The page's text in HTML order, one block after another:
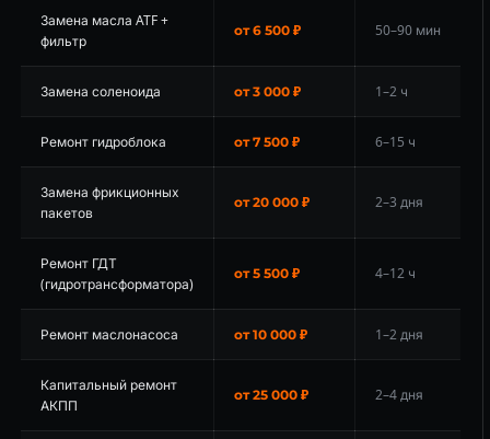
Замена масла ATF +
фильтр
от 6 500 ₽ 50–90 мин
Замена соленоида от 3 000 ₽ 1–2 ч
Ремонт гидроблока от 7 500 ₽ 6–15 ч
Замена фрикционных
пакетов
от 20 000 ₽ 2–3 дня
Ремонт ГДТ
(гидротрансформатора)
от 5 500 ₽ 4–12 ч
Ремонт маслонасоса от 10 000 ₽ 1–2 дня
Капитальный ремонт
АКПП
от 25 000 ₽ 2–4 дня